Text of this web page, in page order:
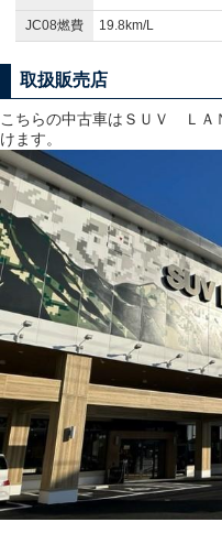
JC08燃費
19.8km/L
取扱販売店
こちらの中古車はＳＵＶ Ｌ
けます。